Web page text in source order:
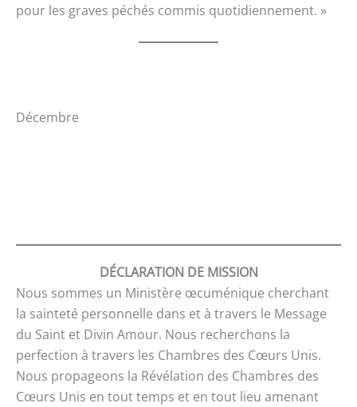
pour les graves péchés commis quotidiennement. »
Décembre
DÉCLARATION DE MISSION
Nous sommes un Ministère œcuménique cherchant
la sainteté personnelle dans et à travers le Message
du Saint et Divin Amour. Nous recherchons la
perfection à travers les Chambres des Cœurs Unis.
Nous propageons la Révélation des Chambres des
Cœurs Unis en tout temps et en tout lieu amenant